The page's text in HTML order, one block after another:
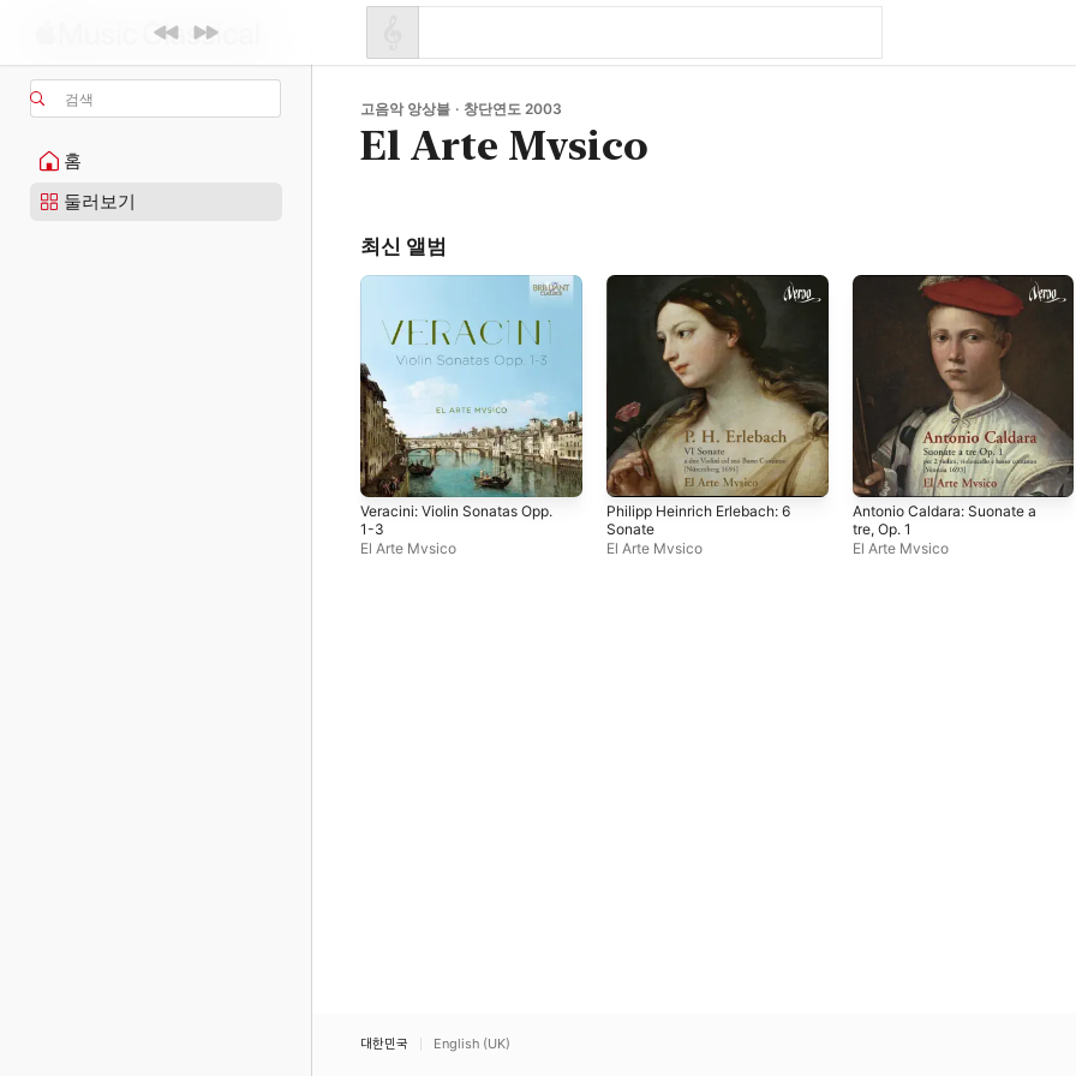
검색
홈
둘러보기
고음악 앙상블 · 창단연도 2003
El Arte Mvsico
최신 앨범
Veracini: Violin Sonatas Opp.
1-3
El Arte Mvsico
Philipp Heinrich Erlebach: 6
Sonate
El Arte Mvsico
Antonio Caldara: Suonate a
tre, Op. 1
El Arte Mvsico
대한민국 English (UK)